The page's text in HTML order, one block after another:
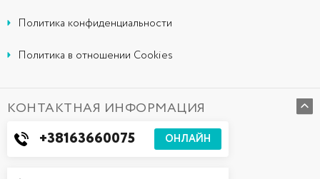
Политика конфиденциальности
Политика в отношении Cookies
КОНТАКТНАЯ ИНФОРМАЦИЯ
+38163660075 ОНЛАЙН